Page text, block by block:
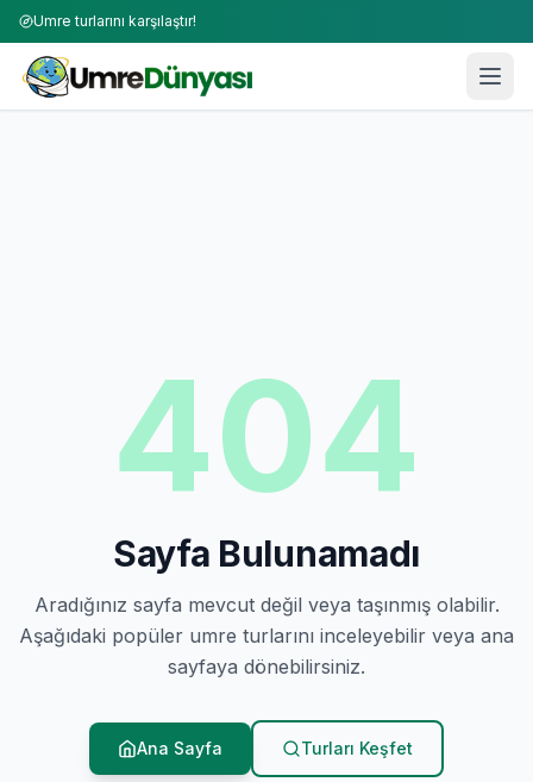
Umre turlarını karşılaştır!
404
Sayfa Bulunamadı
Aradığınız sayfa mevcut değil veya taşınmış olabilir.
Aşağıdaki popüler umre turlarını inceleyebilir veya ana
sayfaya dönebilirsiniz.
Ana Sayfa Turları Keşfet